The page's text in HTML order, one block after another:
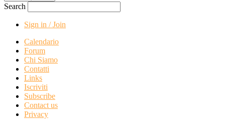
Search
Sign in / Join
Calendario
Forum
Chi Siamo
Contatti
Links
Iscriviti
Subscribe
Contact us
Privacy